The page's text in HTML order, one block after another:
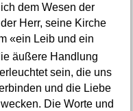
dem Wesen der
Herr, seine Kirche
«ein Leib und ein
äußere Handlung
sein, die uns
und die Liebe
Die Worte und